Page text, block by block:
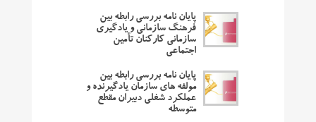
پایان نامه بررسی رابطه بین
فرهنگ سازمانی و یادگیری
سازمانی کارکنان تأمین
اجتماعی
پایان نامه بررسی رابطه بین
مولفه های سازمان یادگیرنده و
عملکرد شغلی دبیران مقطع
متوسطه